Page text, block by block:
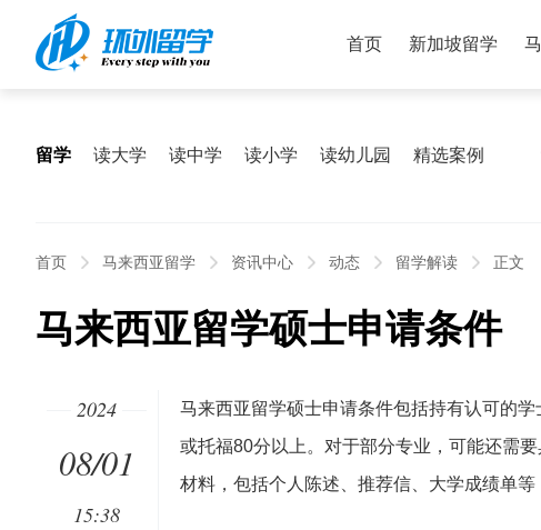
首页 新加坡留学
留学 读大学 读中学 读小学 读幼儿园 精选案例
首页 马来西亚留学 资讯中心 动态 留学解读 正文
马来西亚留学硕士申请条件
马来西亚留学硕士申请条件包括持有认可的
或托福80分以上。对于部分专业，可能还需
材料，包括个人陈述、推荐信、大学成绩单
2024
08/01
15:38